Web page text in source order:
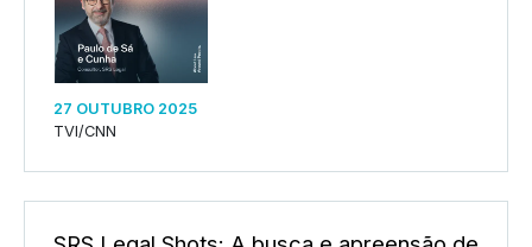
27 OUTUBRO 2025
TVI/CNN